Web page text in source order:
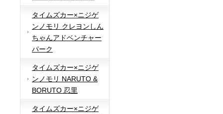
タイムズカー×ニジゲ
ンノモリ クレヨンしん
ちゃんアドベンチャー
パーク
タイムズカー×ニジゲ
ンノモリ NARUTO &
BORUTO 忍里
タイムズカー×ニジゲ